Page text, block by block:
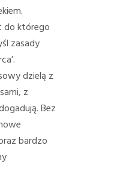
do którego
zasady
dzielą z
z
Bez
bardzo